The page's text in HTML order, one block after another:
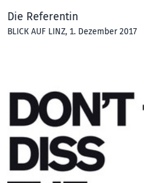
Die Referentin
BLICK AUF LINZ, 1. Dezember 2017